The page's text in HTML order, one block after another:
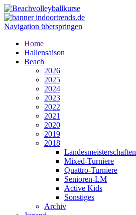
Navigation überspringen
Home
Hallensaison
Beach
2026
2025
2024
2023
2022
2021
2020
2019
2018
Landesmeisterschaften
Mixed-Turniere
Quattro-Turniere
Senioren-LM
Active Kids
Sonstiges
Archiv